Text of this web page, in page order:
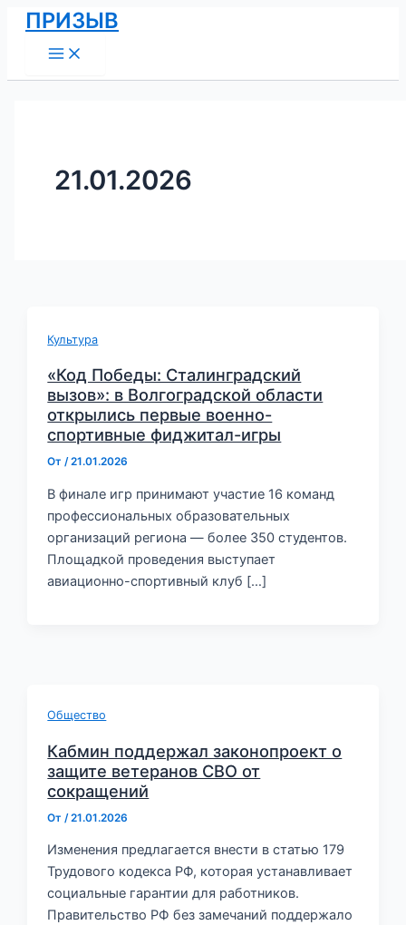
Перейти
содержимому
ПРИЗЫВ
Menu
21.01.2026
Культура
«Код Победы: Сталинградский
вызов»: в Волгоградской области
открылись первые военно-
спортивные фиджитал-игры
От/21.01.2026
В финале игр принимают участие 16 команд
профессиональных образовательных
организаций региона — более 350 студентов.
Площадкой проведения выступает
авиационно-спортивный клуб […]
Общество
Кабмин поддержал законопроект о
защите ветеранов СВО от
сокращений
От /21.01.2026
Изменения предлагается внести в статью 179
Трудового кодекса РФ, которая устанавливает
социальные гарантии для работников.
Правительство РФ без замечаний поддержало